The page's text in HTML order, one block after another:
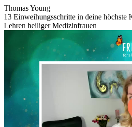
Thomas Young
13 Einweihungsschritte in deine höchste
Lehren heiliger Medizinfrauen